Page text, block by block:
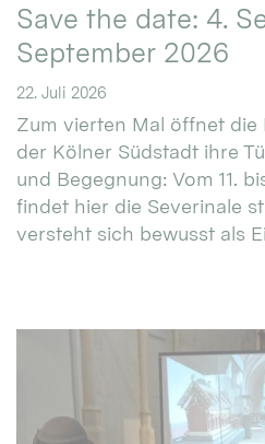
Save the date: 4.
September 2026
22. Juli 2026
Zum vierten Mal öffnet die
der Kölner Südstadt ihre
und Begegnung: Vom 11.
findet hier die Severinale
versteht sich bewusst als